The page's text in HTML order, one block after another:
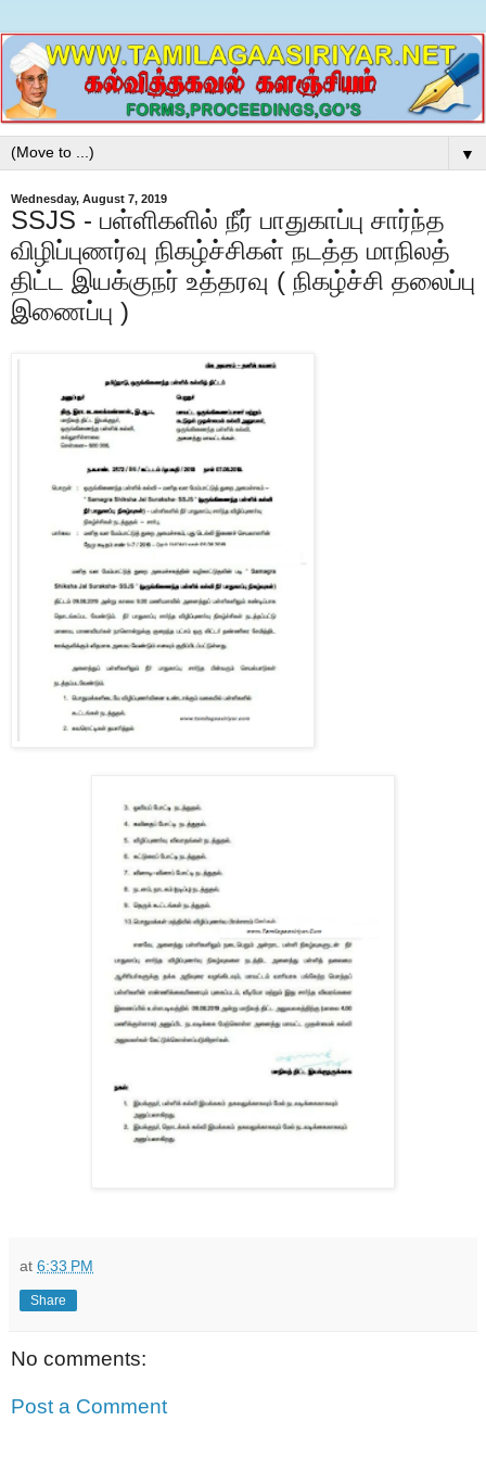
▼
Wednesday, August 7, 2019
SSJS - பள்ளிகளில் நீர் பாதுகாப்பு சார்ந்த
விழிப்புணர்வு நிகழ்ச்சிகள் நடத்த மாநிலத்
திட்ட இயக்குநர் உத்தரவு ( நிகழ்ச்சி தலைப்பு
இணைப்பு )
at 6:33 PM
Share
No comments:
Post a Comment